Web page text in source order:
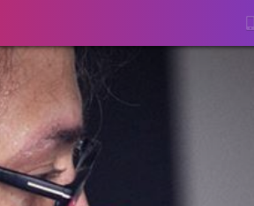
Motivazione…
Franzese